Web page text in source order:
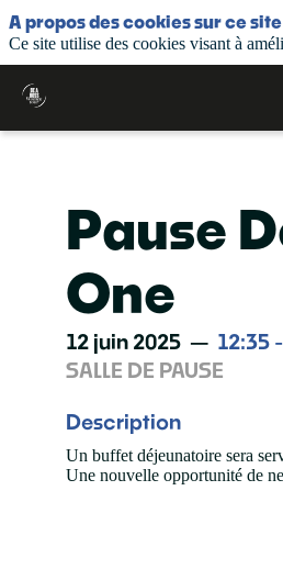
Pause
One
12 juin 2025 — 12:35 -
SALLE DE PAUSE
Description
Un buffet déjeunatoire sera
A propos des cookies sur ce site
Ce site utilise des cookies visant à